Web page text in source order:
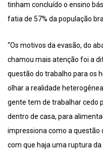
tinham concluído o ensino
fatia de 57% da população
“Os motivos da evasão, do
chamou mais atenção foi a
questão do trabalho para os
olhar a realidade
gente tem de trabalhar cedo
dentro de casa, para
impressiona como a
com que haja uma ruptura